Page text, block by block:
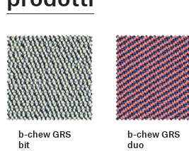
b-chew GRS
bit
b-chew GRS
duo